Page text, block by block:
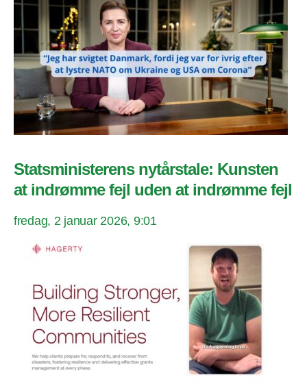
Statsministerens nytårstale: Kunsten
at indrømme fejl uden at indrømme fejl
fredag, 2 januar 2026, 9:01